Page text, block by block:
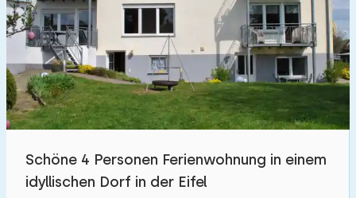
Schöne 4 Personen Ferienwohnung in einem
idyllischen Dorf in der Eifel